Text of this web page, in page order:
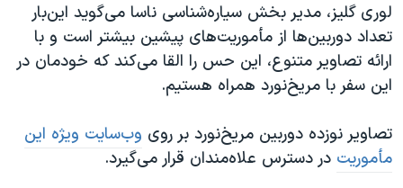
لوری گلیز، مدیر بخش سیاره‌شناسی ناسا می‌گوید این‌بار
تعداد دوربین‌ها از مأموریت‌های پیشین بیشتر است و با
ارائه تصاویر متنوع، این حس را القا می‌کند که خودمان در
این سفر با مریخ‌نورد همراه هستیم.
تصاویر نوزده دوربین مریخ‌نورد بر روی وب‌سایت ویژه این
مأموریت در دسترس علاه‌مندان قرار می‌گیرد.